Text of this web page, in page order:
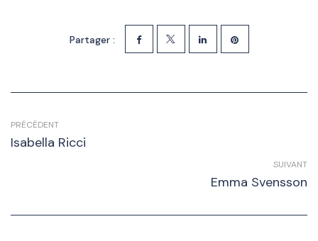
Partager :
PRÉCÉDENT
Isabella Ricci
SUIVANT
Emma Svensson